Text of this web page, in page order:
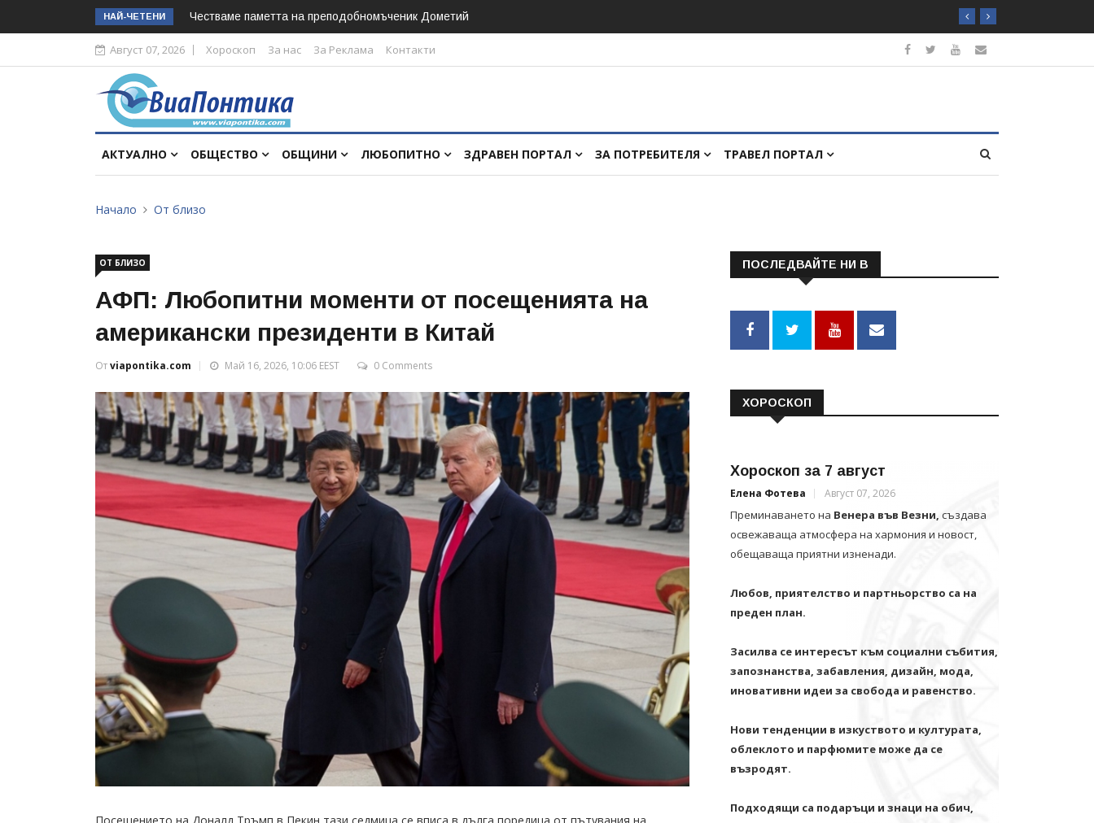
НАЙ-ЧЕТЕНИ Честваме паметта на преподобномъченик Дометий
Август 07, 2026 Хороскоп За нас За Реклама Контакти
АКТУАЛНО ОБЩЕСТВО ОБЩИНИ ЛЮБОПИТНО ЗДРАВЕН ПОРТАЛ ЗА ПОТРЕБИТЕЛЯ ТРАВЕЛ ПОРТАЛ
Начало От близо
ОТ БЛИЗО
АФП: Любопитни моменти от посещенията на
американски президенти в Китай
Отviapontika.com Май 16, 2026, 10:06 EEST 0 Comments
ПОСЛЕДВАЙТЕ НИ В
ХОРОСКОП
Хороскоп за 7 август
Елена Фотева Август 07, 2026
Преминаването на Венера във Везни, създава
освежаваща атмосфера на хармония и новост,
обещаваща приятни изненади.
Любов, приятелство и партньорство са на
преден план.
Засилва се интересът към социални събития,
запознанства, забавления, дизайн, мода,
иновативни идеи за свобода и равенство.
Нови тенденции в изкуството и културата,
облеклото и парфюмите може да се
възродят.
Подходящи са подаръци и знаци на обич,